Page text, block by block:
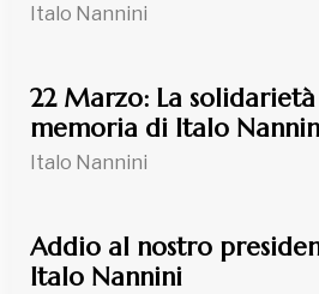
Italo Nannini
22 Marzo: La
memoria di Italo
Italo Nannini
Addio al nostro
Italo Nannini